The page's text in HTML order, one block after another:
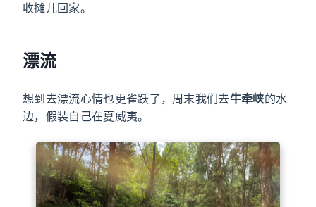
收摊儿回家。
漂流
想到去漂流心情也更雀跃了，周末我们去牛牵峡的水
边，假装自己在夏威夷。